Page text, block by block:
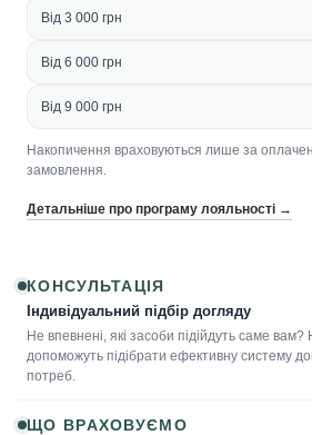
Від 3 000 грн
Від 6 000 грн
Від 9 000 грн
Накопичення враховуються лише за
замовлення.
Детальніше про програму лояльності →
КОНСУЛЬТАЦІЯ
Індивідуальний підбір догляду
Не впевнені, які засоби підійдуть саме вам?
допоможуть підібрати ефективну систему
потреб.
ЩО ВРАХОВУЄМО